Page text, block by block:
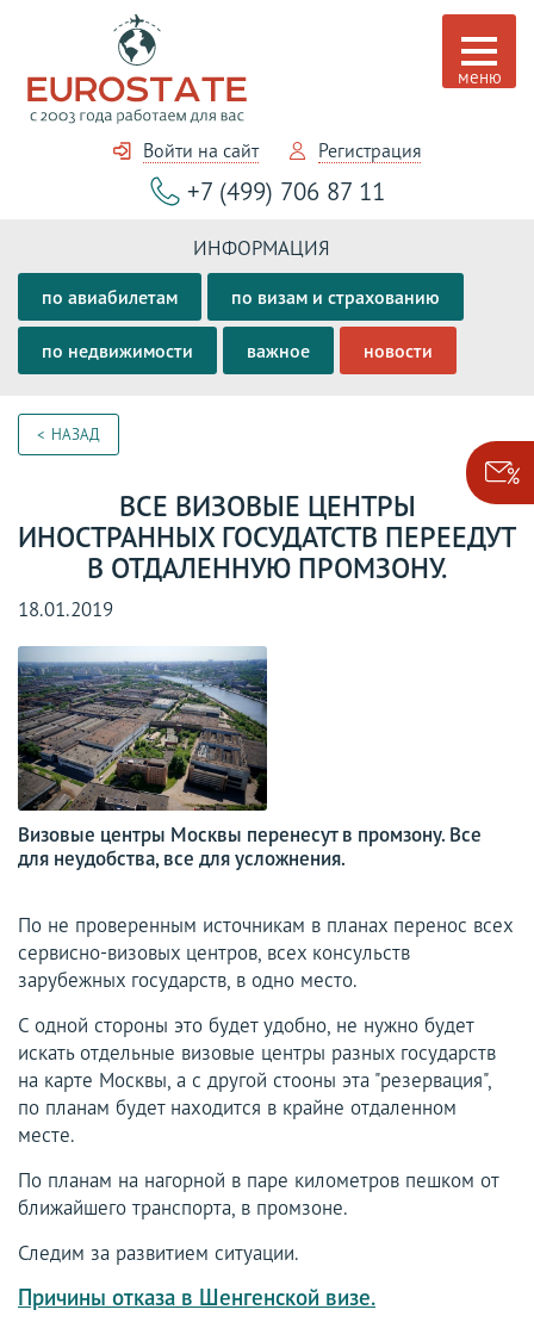
Войти на сайт Регистрация
+7 (499) 706 87 11
ИНФОРМАЦИЯ
по авиабилетам по визам и страхованию
по недвижимости важное новости
НАЗАД
ВСЕ ВИЗОВЫЕ ЦЕНТРЫ
ИНОСТРАННЫХ ГОСУДАТСТВ ПЕРЕЕДУТ
В ОТДАЛЕННУЮ ПРОМЗОНУ.
18.01.2019
Визовые центры Москвы перенесут в промзону. Все
для неудобства, все для усложнения.
По не проверенным источникам в планах перенос всех
сервисно-визовых центров, всех консульств
зарубежных государств, в одно место.
С одной стороны это будет удобно, не нужно будет
искать отдельные визовые центры разных государств
на карте Москвы, а с другой стооны эта "резервация",
по планам будет находится в крайне отдаленном
месте.
По планам на нагорной в паре километров пешком от
ближайшего транспорта, в промзоне.
Следим за развитием ситуации.
Причины отказа в Шенгенской визе.